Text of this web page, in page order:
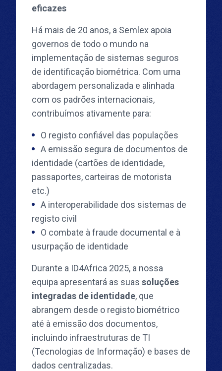
eficazes
Há mais de 20 anos, a Semlex apoia
governos de todo o mundo na
implementação de sistemas seguros
de identificação biométrica. Com uma
abordagem personalizada e alinhada
com os padrões internacionais,
contribuímos ativamente para:
O registo confiável das populações
A emissão segura de documentos de
identidade (cartões de identidade,
passaportes, carteiras de motorista
etc.)
A interoperabilidade dos sistemas de
registo civil
O combate à fraude documental e à
usurpação de identidade
Durante a ID4Africa 2025, a nossa
equipa apresentará as suas soluções
integradas de identidade, que
abrangem desde o registo biométrico
até à emissão dos documentos,
incluindo infraestruturas de TI
(Tecnologias de Informação) e bases de
dados centralizadas.